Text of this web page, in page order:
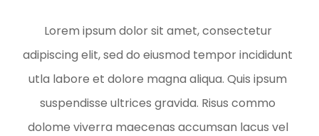
Lorem ipsum dolor sit amet, consectetur
adipiscing elit, sed do eiusmod tempor incididunt
utla labore et dolore magna aliqua. Quis ipsum
suspendisse ultrices gravida. Risus commo
dolome viverra maecenas accumsan lacus vel